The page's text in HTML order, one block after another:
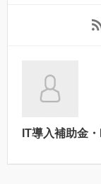
IT導入補助金